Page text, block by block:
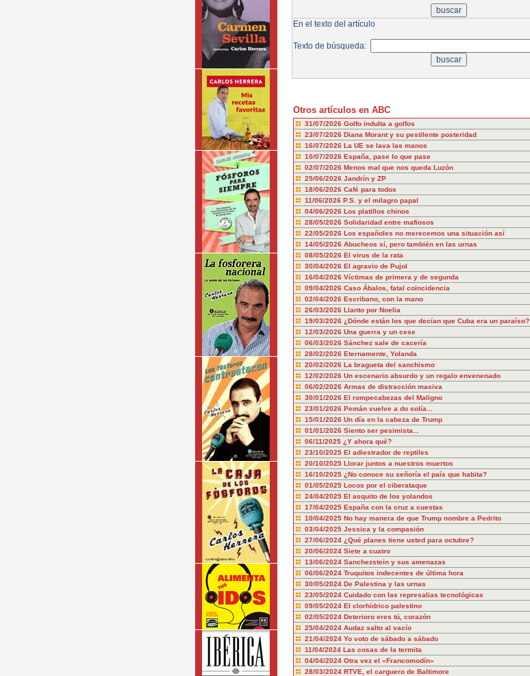
En el texto del artículo
Texto de búsqueda:
Otros artículos en ABC
31/07/2026 Golfo indulta a golfos
23/07/2026 Diana Morant y su pestilente posteridad
16/07/2026 La UE se lava las manos
10/07/2026 España, pase lo que pase
02/07/2026 Menos mal que nos queda Luzón
25/06/2026 Jandrín y ZP
18/06/2026 Café para todos
11/06/2026 P.S. y el milagro papal
04/06/2026 Los platillos chinos
28/05/2026 Solidaridad entre mafiosos
22/05/2026 Los españoles no merecemos una situación así
14/05/2026 Abucheos sí, pero también en las urnas
08/05/2026 El virus de la rata
30/04/2026 El agravio de Pujol
16/04/2026 Víctimas de primera y de segunda
09/04/2026 Caso Ábalos, fatal coincidencia
02/04/2026 Escribano, con la mano
26/03/2026 Llanto por Noelia
19/03/2026 ¿Dónde están los que decían que Cuba era un paraíso?
12/03/2026 Una guerra y un cese
06/03/2026 Sánchez sale de cacería
28/02/2026 Eternamente, Yolanda
20/02/2026 La bragueta del sanchismo
12/02/2026 Un escenario absurdo y un regalo envenenado
06/02/2026 Armas de distracción masiva
30/01/2026 El rompecabezas del Maligno
23/01/2026 Pemán vuelve a do solía...
15/01/2026 Un día en la cabeza de Trump
01/01/2026 Siento ser pesimista...
06/11/2025 ¿Y ahora qué?
23/10/2025 El adiestrador de reptiles
20/10/2025 Llorar juntos a nuestros muertos
16/10/2025 ¿No conoce su señoría el país que habita?
01/05/2025 Locos por el ciberataque
24/04/2025 El asquito de los yolandos
17/04/2025 España con la cruz a cuestas
10/04/2025 No hay manera de que Trump nombre a Pedrito
03/04/2025 Jessica y la compasión
27/06/2024 ¿Qué planes tiene usted para octubre?
20/06/2024 Siete a cuatro
13/06/2024 Sanchezstein y sus amenazas
06/06/2024 Truquitos indecentes de última hora
30/05/2024 De Palestina y las urnas
23/05/2024 Cuidado con las represalias tecnológicas
09/05/2024 El clorhídrico palestino
02/05/2024 Deterioro eres tú, corazón
25/04/2024 Audaz salto al vacío
21/04/2024 Yo voto de sábado a sábado
11/04/2024 Las cosas de la termita
04/04/2024 Otra vez el «Francomodín»
28/03/2024 RTVE, el carguero de Baltimore